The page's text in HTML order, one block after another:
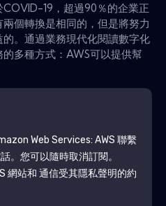
19，超過90％的企業正
個轉換是相同的，但是將努力
。通過業務現代化閱讀數字化
多種方式：AWS可以提供​​幫
Web Services: AWS 聯繫
。您可以隨時取消訂閱。
網站和 通信受其隱私聲明的約